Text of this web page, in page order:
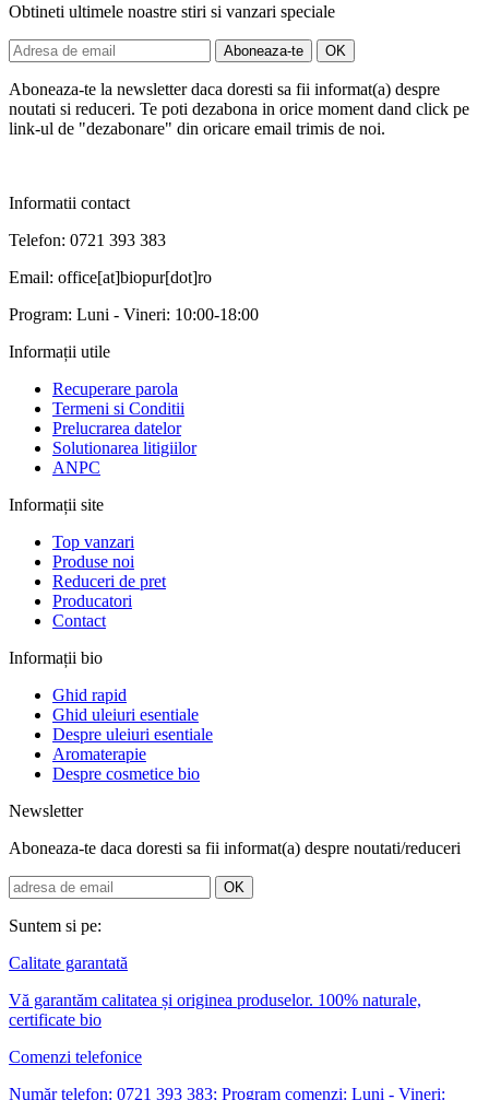
Obtineti ultimele noastre stiri si vanzari speciale
Aboneaza-te la newsletter daca doresti sa fii informat(a) despre
noutati si reduceri. Te poti dezabona in orice moment dand click pe
link-ul de "dezabonare" din oricare email trimis de noi.
Informatii contact
Telefon: 0721 393 383
Email: office[at]biopur[dot]ro
Program: Luni - Vineri: 10:00-18:00
Informații utile
Recuperare parola
Termeni si Conditii
Prelucrarea datelor
Solutionarea litigiilor
ANPC
Informații site
Top vanzari
Produse noi
Reduceri de pret
Producatori
Contact
Informații bio
Ghid rapid
Ghid uleiuri esentiale
Despre uleiuri esentiale
Aromaterapie
Despre cosmetice bio
Newsletter
Aboneaza-te daca doresti sa fii informat(a) despre noutati/reduceri
Suntem si pe:
Calitate garantată
Vă garantăm calitatea și originea produselor. 100% naturale,
certificate bio
Comenzi telefonice
Număr telefon: 0721 393 383; Program comenzi: Luni - Vineri: